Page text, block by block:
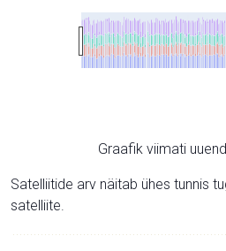
Graafik viimati
Satelliitide arv näitab ühes tunnis
satelliite.